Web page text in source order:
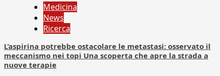
Medicina
News
Ricerca
L’aspirina potrebbe ostacolare le metastasi: osservato il
meccanismo nei topi Una scoperta che apre la strada a
nuove terapie